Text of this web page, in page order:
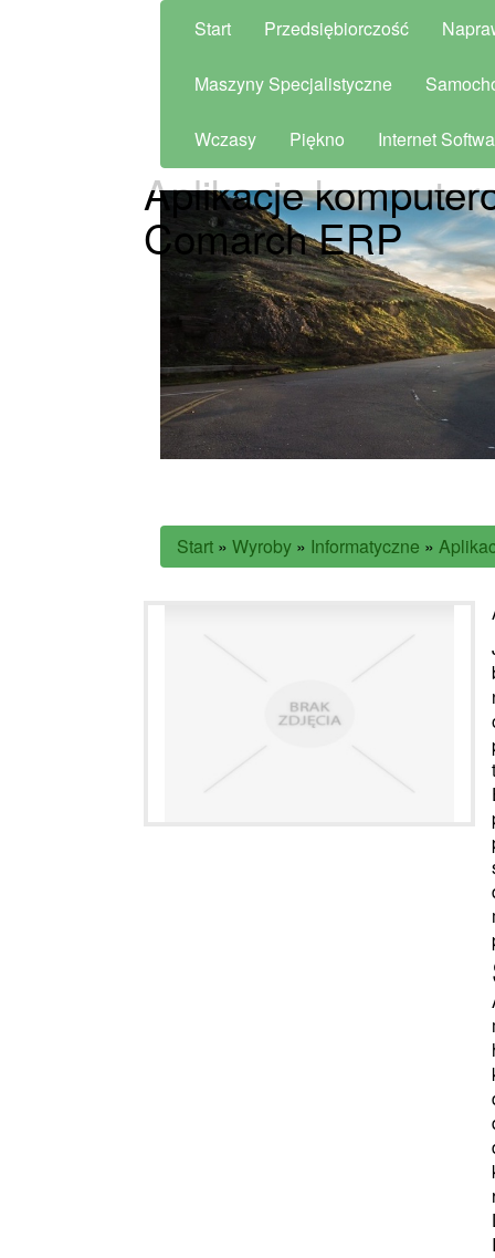
Start Przedsiębiorczość
Maszyny Specjalistyczne
Wczasy Piękno Internet
Aplikacje
Comarch ERP
Start » Wyroby » Informatyczne »